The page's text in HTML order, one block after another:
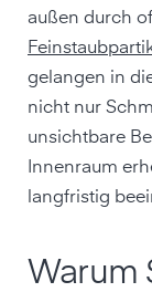
außen durch
gelangen in
nicht nur
unsichtbare
Innenraum
langfristig
Warum